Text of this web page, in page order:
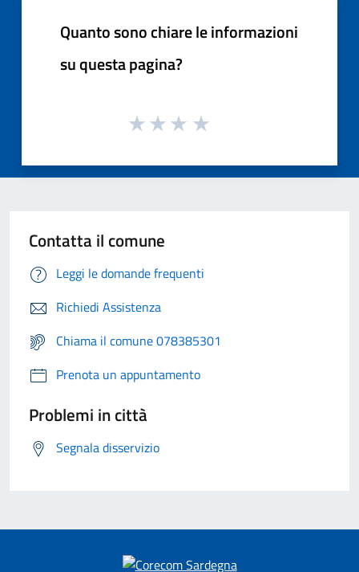
Quanto sono chiare le informazioni
su questa pagina?
Contatta il comune
Leggi le domande frequenti
Richiedi Assistenza
Chiama il comune 078385301
Prenota un appuntamento
Problemi in città
Segnala disservizio